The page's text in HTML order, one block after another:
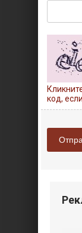
код,